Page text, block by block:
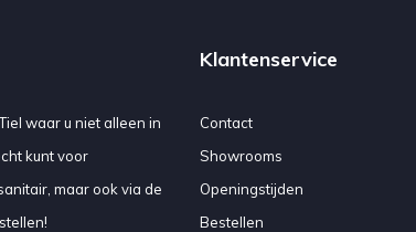
waar u niet alleen in
kunt voor
maar ook via de
Klantenservice
Contact
Showrooms
Openingstijden
Bestellen